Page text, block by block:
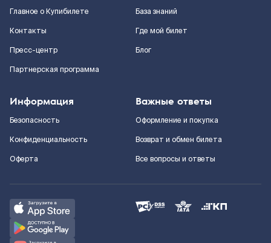
Главное о Купибилете
Контакты
Пресс-центр
Партнерская программа
База знаний
Где мой билет
Блог
Информация
Безопасность
Конфиденциальность
Оферта
Важные ответы
Оформление и покупка
Возврат и обмен билета
Все вопросы и ответы